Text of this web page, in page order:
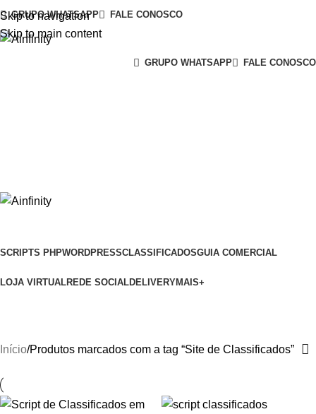
Skip to navigation
Skip to main content
GRUPO WHATSAPP FALE CONOSCO
GRUPO WHATSAPP FALE CONOSCO
SCRIPTS PHPWORDPRESSCLASSIFICADOSGUIA COMERCIAL
LOJA VIRTUALREDE SOCIALDELIVERYMAIS+
Início Produtos marcados com a tag “Site de Classificados”